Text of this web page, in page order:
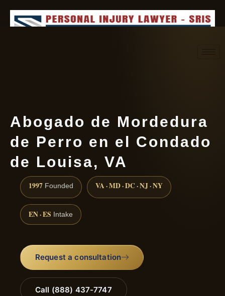
Abogado de Mordedura
de Perro en el Condado
de Louisa, VA
1997 Founded VA · MD · DC · NJ · NY
EN · ES Intake
Request a consultation
Call (888) 437-7747